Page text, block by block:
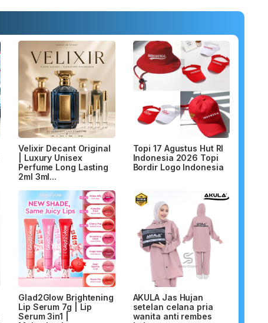
Velixir Decant Original
| Luxury Unisex
Perfume Long Lasting
2ml 3ml...
Topi 17 Agustus Hut RI
Indonesia 2026 Topi
Bordir Logo Indonesia
Glad2Glow Brightening
Lip Serum 7g | Lip
Serum 3in1 |
AKULA Jas Hujan
setelan celana pria
wanita anti rembes